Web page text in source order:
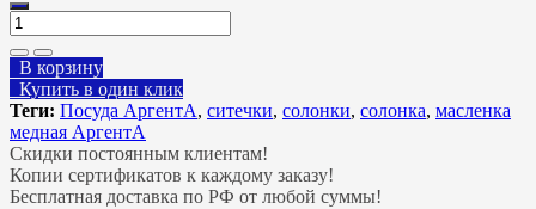
В корзину
Купить в один клик
Теги: Посуда АргентА, ситечки, солонки, солонка, масленка
медная АргентА
Скидки постоянным клиентам!
Копии сертификатов к каждому заказу!
Бесплатная доставка по РФ от любой суммы!